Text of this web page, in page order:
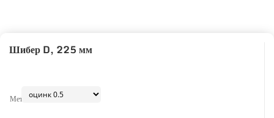
Шибер D, 225 мм
Металл